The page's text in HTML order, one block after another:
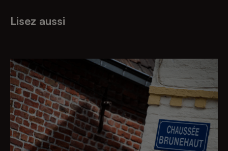
Lisez aussi